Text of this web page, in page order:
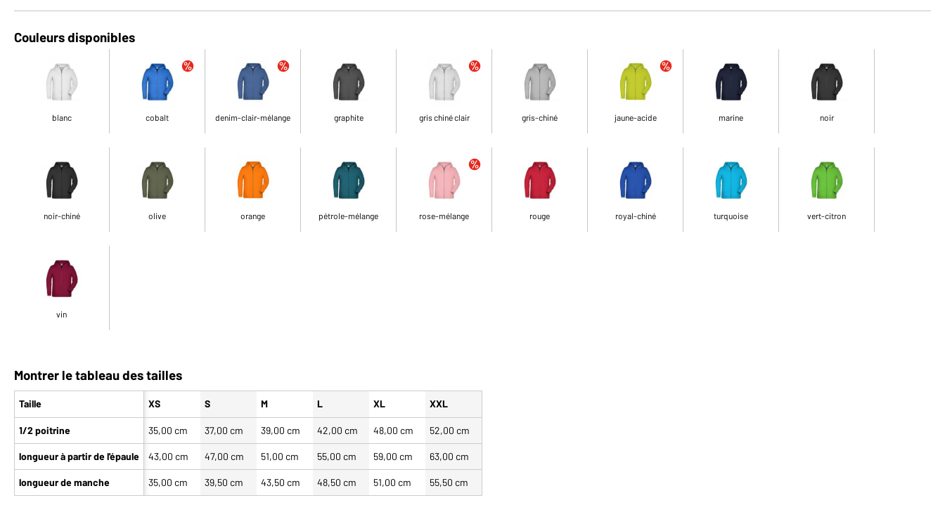
Couleurs disponibles
blanc cobalt denim-clair-mélange graphite gris chiné clair gris-chiné jaune-acide marine noir
noir-chiné olive orange pétrole-mélange rose-mélange rouge royal-chiné turquoise vert-citron
vin
Montrer le tableau des tailles
Taille
1/2 poitrine
longueur à partir de l'épaule
longueur de manche
XS S M L XL XXL
35,00 cm 37,00 cm 39,00 cm 42,00 cm 48,00 cm 52,00 cm
43,00 cm 47,00 cm 51,00 cm 55,00 cm 59,00 cm 63,00 cm
35,00 cm 39,50 cm 43,50 cm 48,50 cm 51,00 cm 55,50 cm